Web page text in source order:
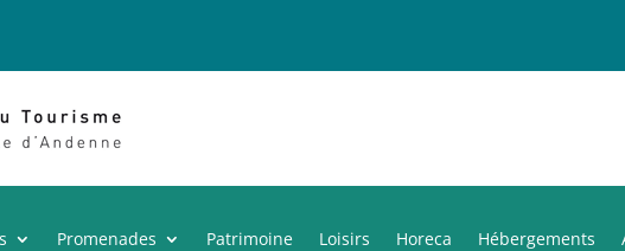
Promenades Patrimoine Loisirs Horeca Hébergements